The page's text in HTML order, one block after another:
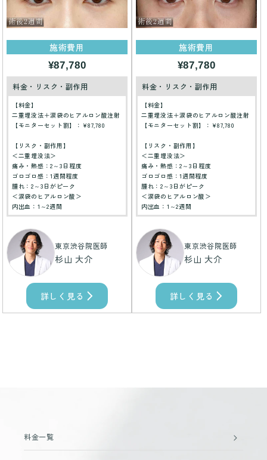
施術費用
¥87,780
料金・リスク・副作用
【料金】
二重埋没法＋涙袋のヒアルロン酸注射
【モニターセット割】：¥87,780
【リスク・副作用】
＜二重埋没法＞
痛み・熱感：2～3日程度
ゴロゴロ感：1週間程度
腫れ：2～3日がピーク
＜涙袋のヒアルロン酸＞
内出血：1～2週間
東京渋谷院医師
杉山 大介
詳しく見る
施術費用
¥87,780
料金・リスク・副作用
【料金】
二重埋没法＋涙袋のヒアルロン酸注射
【モニターセット割】：¥87,780
【リスク・副作用】
＜二重埋没法＞
痛み・熱感：2～3日程度
ゴロゴロ感：1週間程度
腫れ：2～3日がピーク
＜涙袋のヒアルロン酸＞
内出血：1～2週間
東京渋谷院医師
杉山 大介
詳しく見る
料金一覧